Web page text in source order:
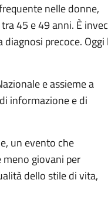
nelle donne,
45 e 49 anni. È
precoce. Oggi
e assieme a
informazione e di
un evento che
giovani per
dello stile di vita,